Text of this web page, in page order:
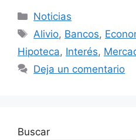
Categorías
Noticias
Etiquetas
Alivio, Bancos,
Hipoteca, Interés,
Deja un comentario
Buscar